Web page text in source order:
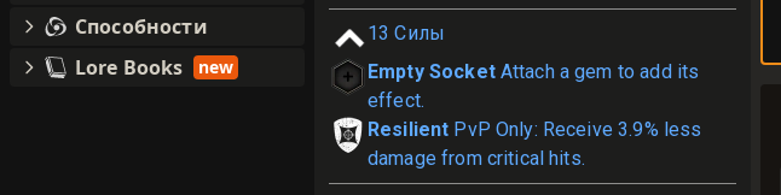
13 Силы
Empty Socket Attach a gem to add its
effect.
Resilient PvP Only: Receive 3.9% less
damage from critical hits.
Способности
Lore Books
new